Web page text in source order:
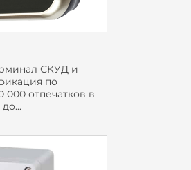
СКУД и
по
000 отпечатков в